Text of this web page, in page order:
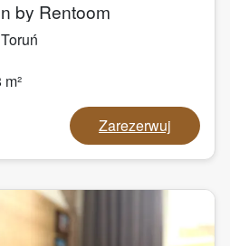
by Rentoom
Toruń
m²
Zarezerwuj